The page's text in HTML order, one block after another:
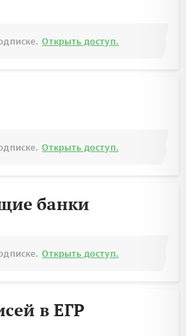
Открыть доступ.
Открыть доступ.
банки
Открыть доступ.
в ЕГР